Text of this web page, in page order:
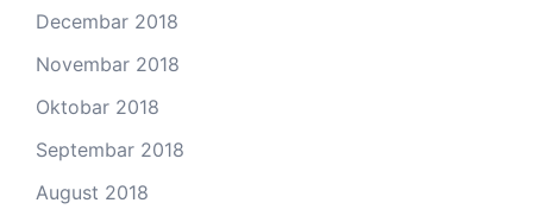
Decembar 2018
Novembar 2018
Oktobar 2018
Septembar 2018
August 2018